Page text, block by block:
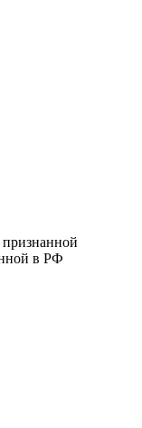
в РФ